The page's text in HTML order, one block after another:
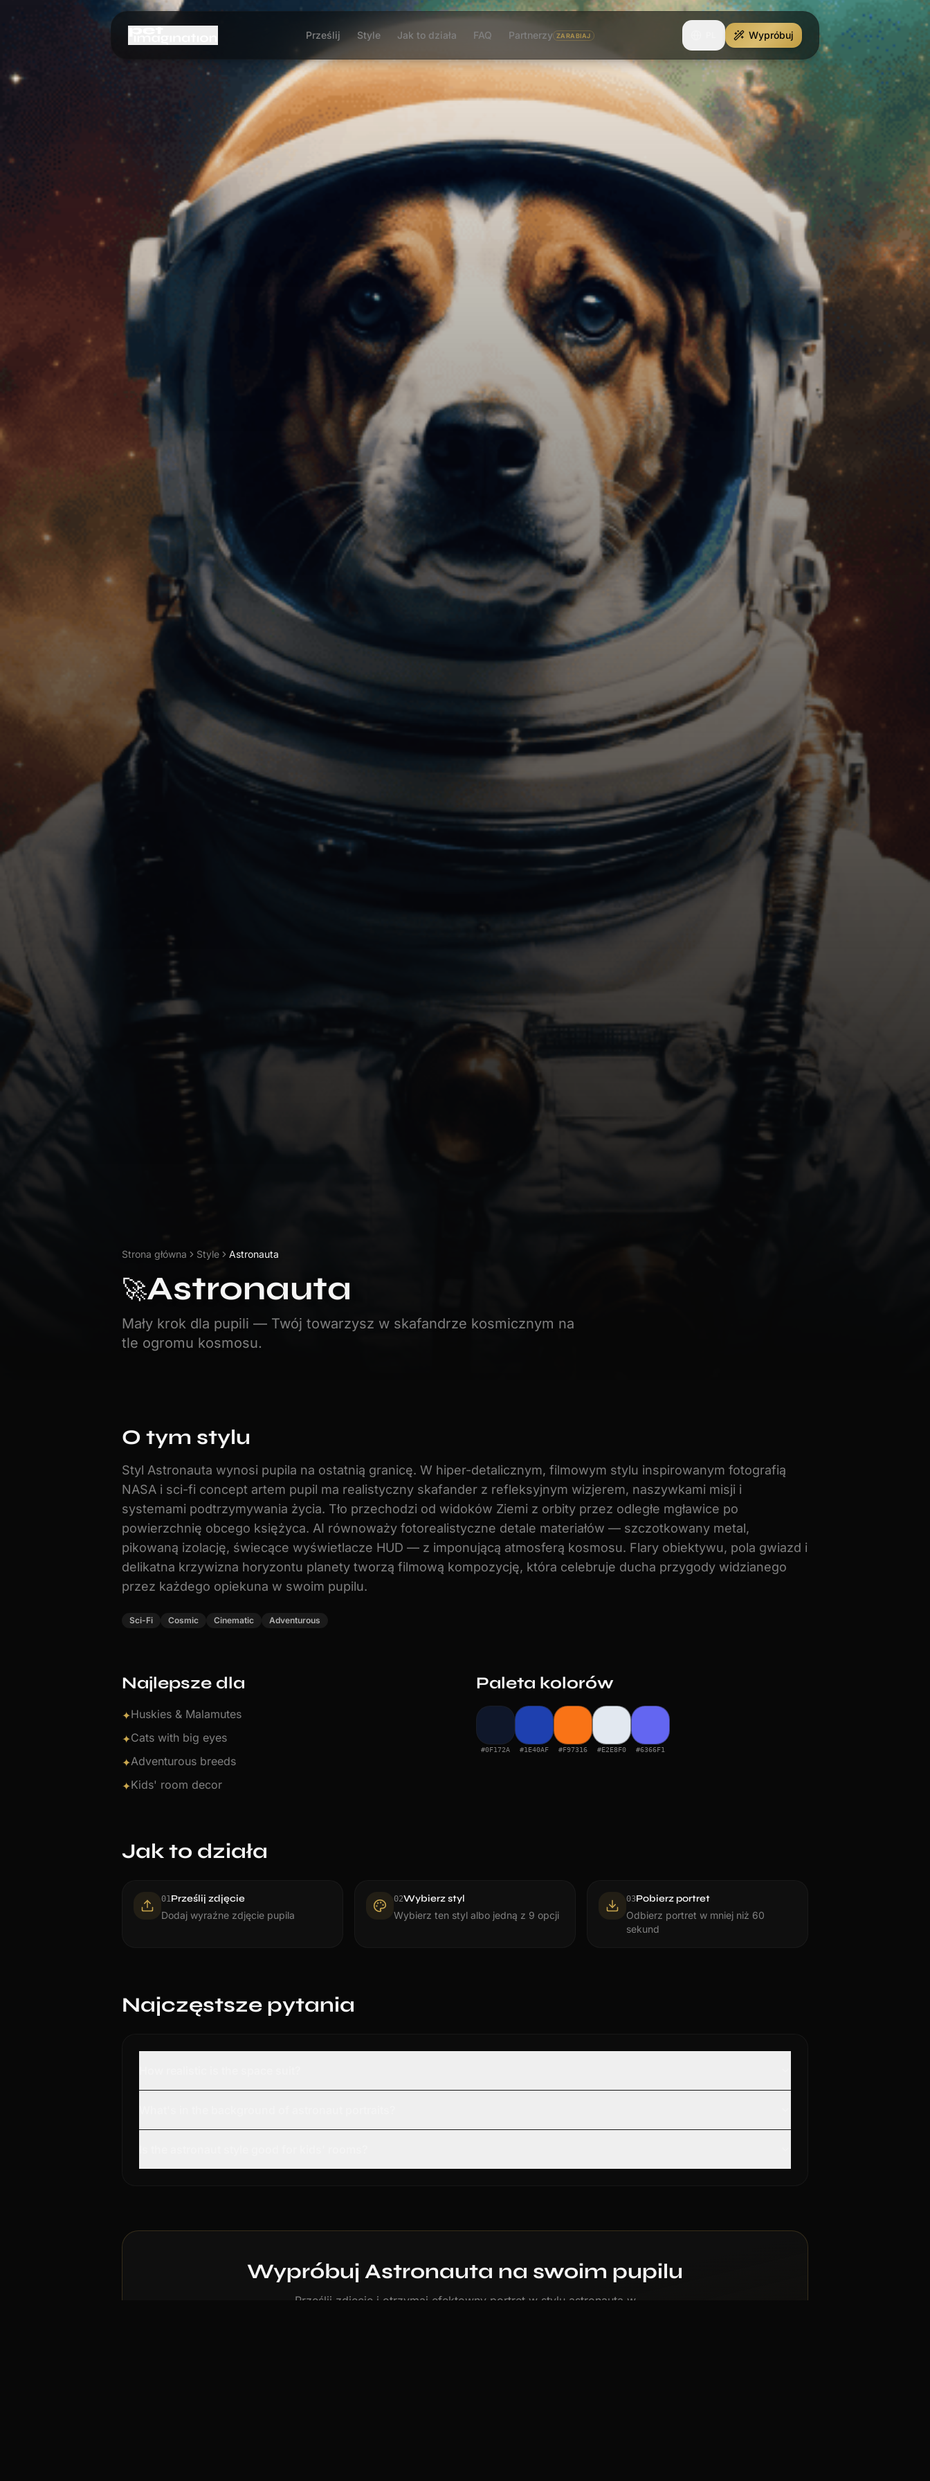
Prześlij Style Jak to działa FAQ Partnerzy ZARABIAJ Wypróbuj
Strona główna Style Astronauta
🚀Astronauta
Mały krok dla pupili — Twój towarzysz w skafandrze kosmicznym na
tle ogromu kosmosu.
O tym stylu
Styl Astronauta wynosi pupila na ostatnią granicę. W hiper-detalicznym, filmowym stylu inspirowanym fotografią
NASA i sci-fi concept artem pupil ma realistyczny skafander z refleksyjnym wizjerem, naszywkami misji i
systemami podtrzymywania życia. Tło przechodzi od widoków Ziemi z orbity przez odległe mgławice po
powierzchnię obcego księżyca. AI równoważy fotorealistyczne detale materiałów — szczotkowany metal,
pikowaną izolację, świecące wyświetlacze HUD — z imponującą atmosferą kosmosu. Flary obiektywu, pola gwiazd i
delikatna krzywizna horyzontu planety tworzą filmową kompozycję, która celebruje ducha przygody widzianego
przez każdego opiekuna w swoim pupilu.
Sci-Fi Cosmic Cinematic Adventurous
Najlepsze dla
✦Huskies & Malamutes
✦Cats with big eyes
✦Adventurous breeds
✦Kids' room decor
Paleta kolorów
#0F172A #1E40AF #F97316 #E2E8F0 #6366F1
Jak to działa
01 Prześlij zdjęcie
Dodaj wyraźne zdjęcie pupila
02Wybierz styl
Wybierz ten styl albo jedną z 9 opcji
03Pobierz portret
Odbierz portret w mniej niż 60
sekund
Najczęstsze pytania
Wypróbuj Astronauta na swoim pupilu
Prześlij zdjęcie i otrzymaj efektowny portret w stylu astronauta w